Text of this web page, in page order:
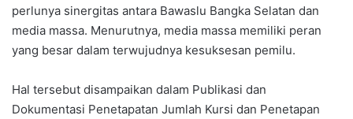
perlunya sinergitas antara Bawaslu Bangka Selatan dan
media massa. Menurutnya, media massa memiliki peran
yang besar dalam terwujudnya kesuksesan pemilu.
Hal tersebut disampaikan dalam Publikasi dan
Dokumentasi Penetapatan Jumlah Kursi dan Penetapan